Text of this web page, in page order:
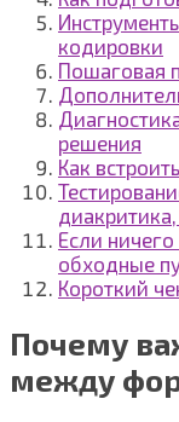
кодировки
Пошаговая
решения
Как
Если
обходные
Короткий
Почему
между